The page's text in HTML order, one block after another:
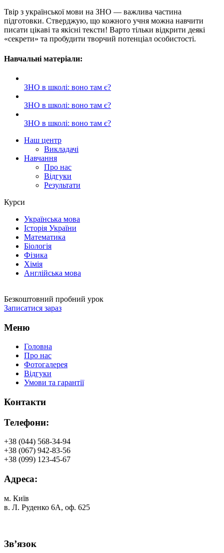
Твір з української мови на ЗНО — важлива частина
підготовки. Стверджую, що кожного учня можна навчити
писати цікаві та якісні тексти! Варто тільки відкрити деякі
«секрети» та пробудити творчий потенціал особистості.
Навчальні матеріали:
ЗНО в школі: воно там є?
ЗНО в школі: воно там є?
ЗНО в школі: воно там є?
Наш центр
Викладачі
Навчання
Про нас
Відгуки
Результати
Курси
Українська мова
Історія України
Математика
Біологія
Фізика
Хімія
Англійська мова
Безкоштовний пробний урок
Записатися зараз
Меню
Головна
Про нас
Фотогалерея
Відгуки
Умови та гарантії
Контакти
Телефони:
+38 (044) 568-34-94
+38 (067) 942-83-56
+38 (099) 123-45-67
Адреса:
м. Київ
в. Л. Руденко 6А, оф. 625
Зв’язок